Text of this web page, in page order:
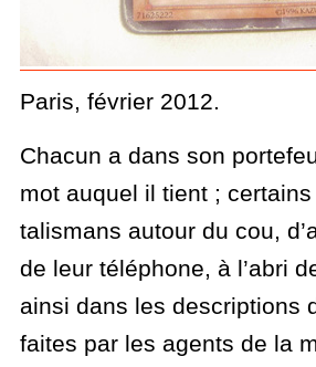
Paris, février 2012.
Chacun a dans son
mot auquel il tient ;
talismans autour du cou,
de leur téléphone, à l’abri
ainsi dans les descriptions
faites par les agents de la